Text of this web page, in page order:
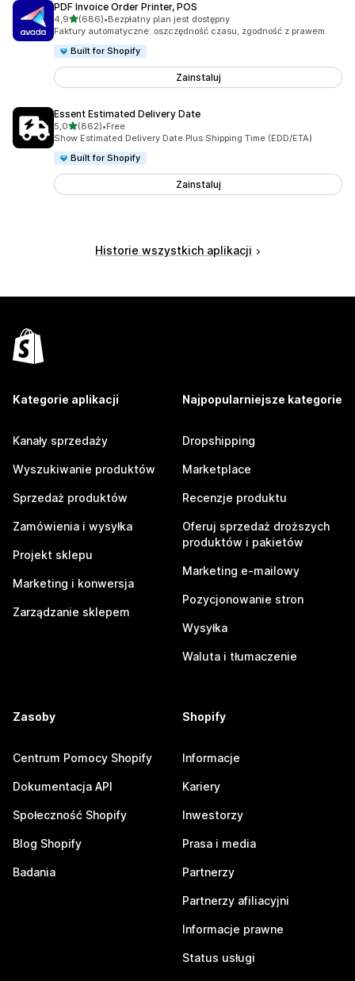
PDF Invoice Order Printer, POS
4,9na 5 gwiazdek
(686)
Łączna liczba recenzji: 686
•Bezpłatny plan jest dostępny
Faktury automatyczne: oszczędność czasu, zgodność z prawem.
Built for Shopify
Zainstaluj
Essent Estimated Delivery Date
5,0na 5 gwiazdek
(862)
Łączna liczba recenzji: 862
•Free
Show Estimated Delivery Date Plus Shipping Time (EDD/ETA)
Built for Shopify
Zainstaluj
Historie wszystkich aplikacji
Kategorie aplikacji
Kanały sprzedaży
Wyszukiwanie produktów
Sprzedaż produktów
Zamówienia i wysyłka
Projekt sklepu
Marketing i konwersja
Zarządzanie sklepem
Najpopularniejsze kategorie
Dropshipping
Marketplace
Recenzje produktu
Oferuj sprzedaż droższych
produktów i pakietów
Marketing e-mailowy
Pozycjonowanie stron
Wysyłka
Waluta i tłumaczenie
Zasoby
Centrum Pomocy Shopify
Dokumentacja API
Społeczność Shopify
Blog Shopify
Badania
Shopify
Informacje
Kariery
Inwestorzy
Prasa i media
Partnerzy
Partnerzy afiliacyjni
Informacje prawne
Status usługi